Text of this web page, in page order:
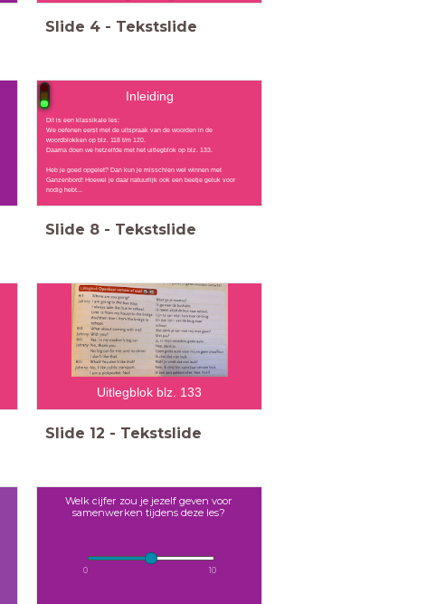
Slide 4 - Tekstslide
Inleiding
Dit is een klassikale les:
We oefenen eerst met de uitspraak van de woorden in de
woordblokken op blz. 118 t/m 120.
Daarna doen we hetzelfde met het uitlegblok op blz. 133.
Heb je goed opgelet? Dan kun je misschien wel winnen met
Ganzenbord! Hoewel je daar natuurlijk ook een beetje geluk voor
nodig hebt...
Slide 8 - Tekstslide
Uitlegblok blz. 133
Slide 12 - Tekstslide
Welk cijfer zou je jezelf geven voor
samenwerken tijdens deze les?
0 10